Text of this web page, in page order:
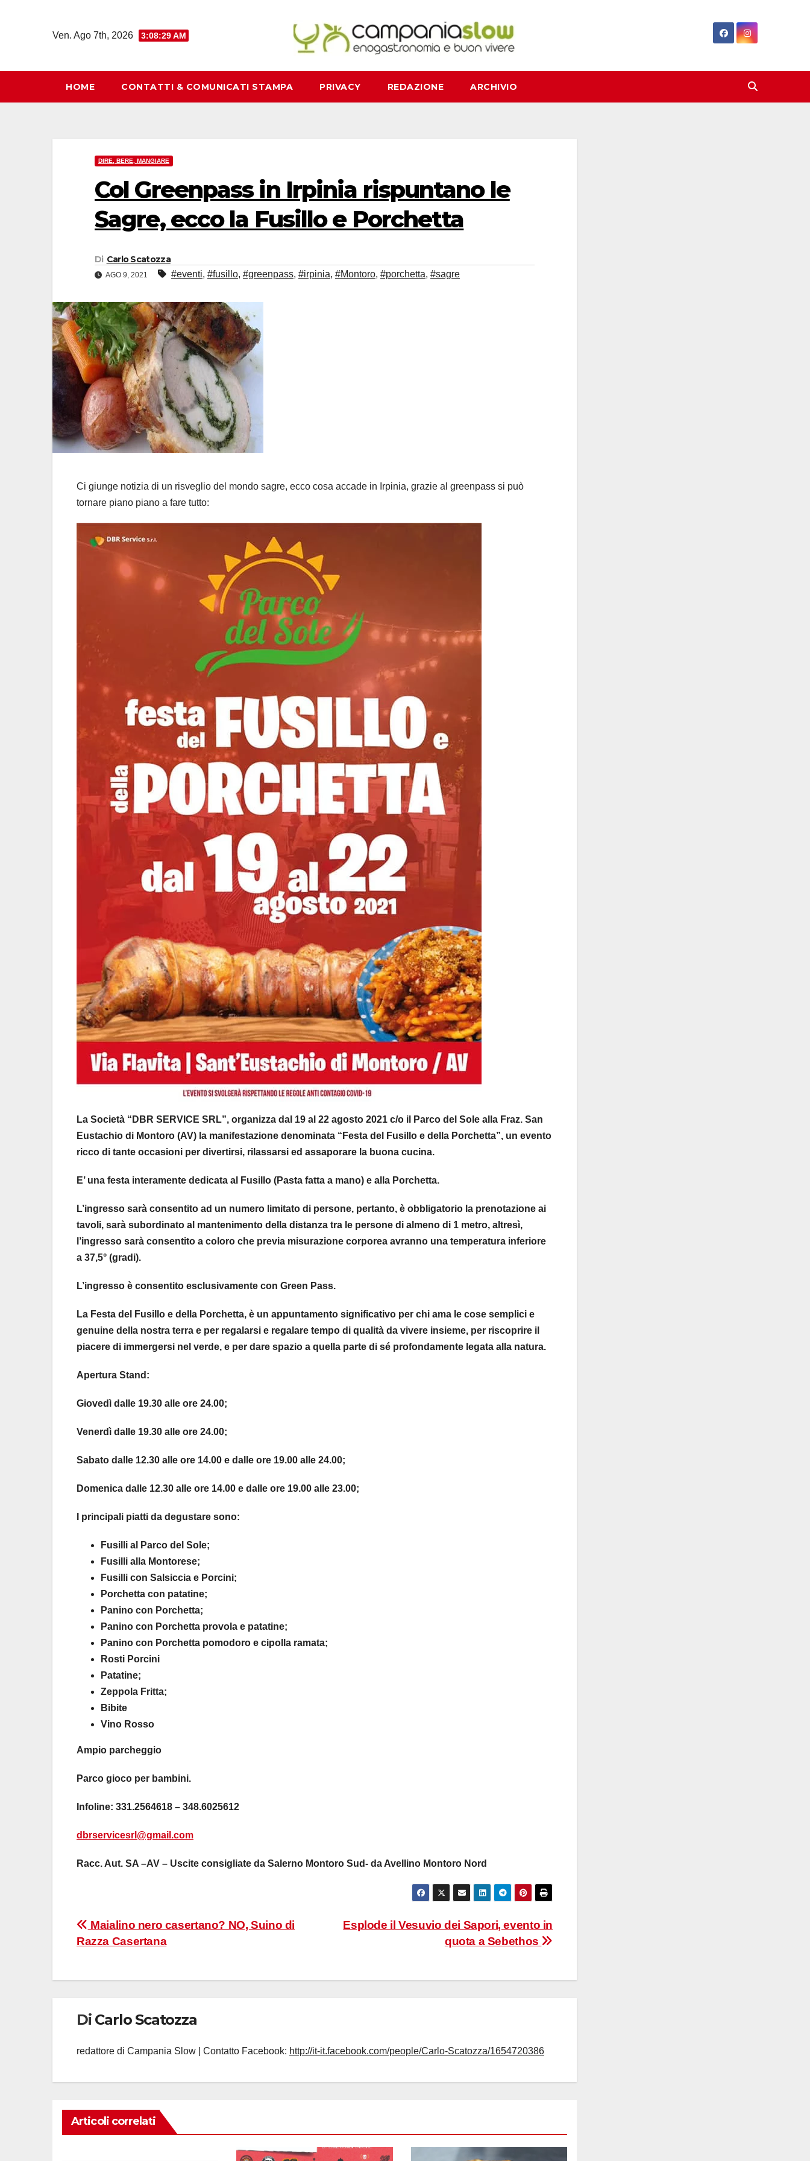
Ven. Ago 7th, 2026 3:08:30 AM
HOME CONTATTI & COMUNICATI STAMPA PRIVACY REDAZIONE ARCHIVIO
DIRE, BERE, MANGIARE
Col Greenpass in Irpinia rispuntano le
Sagre, ecco la Fusillo e Porchetta
Di Carlo Scatozza
AGO 9, 2021 #eventi, #fusillo, #greenpass, #irpinia, #Montoro, #porchetta, #sagre
Ci giunge notizia di un risveglio del mondo sagre, ecco cosa accade in Irpinia, grazie al greenpass si può
tornare piano piano a fare tutto:
La Società “DBR SERVICE SRL”, organizza dal 19 al 22 agosto 2021 c/o il Parco del Sole alla Fraz. San
Eustachio di Montoro (AV) la manifestazione denominata “Festa del Fusillo e della Porchetta”, un evento
ricco di tante occasioni per divertirsi, rilassarsi ed assaporare la buona cucina.
E’ una festa interamente dedicata al Fusillo (Pasta fatta a mano) e alla Porchetta.
L’ingresso sarà consentito ad un numero limitato di persone, pertanto, è obbligatorio la prenotazione ai
tavoli, sarà subordinato al mantenimento della distanza tra le persone di almeno di 1 metro, altresì,
l’ingresso sarà consentito a coloro che previa misurazione corporea avranno una temperatura inferiore
a 37,5° (gradi).
L’ingresso è consentito esclusivamente con Green Pass.
La Festa del Fusillo e della Porchetta, è un appuntamento significativo per chi ama le cose semplici e
genuine della nostra terra e per regalarsi e regalare tempo di qualità da vivere insieme, per riscoprire il
piacere di immergersi nel verde, e per dare spazio a quella parte di sé profondamente legata alla natura.
Apertura Stand:
Giovedì dalle 19.30 alle ore 24.00;
Venerdì dalle 19.30 alle ore 24.00;
Sabato dalle 12.30 alle ore 14.00 e dalle ore 19.00 alle 24.00;
Domenica dalle 12.30 alle ore 14.00 e dalle ore 19.00 alle 23.00;
I principali piatti da degustare sono:
Fusilli al Parco del Sole;
Fusilli alla Montorese;
Fusilli con Salsiccia e Porcini;
Porchetta con patatine;
Panino con Porchetta;
Panino con Porchetta provola e patatine;
Panino con Porchetta pomodoro e cipolla ramata;
Rosti Porcini
Patatine;
Zeppola Fritta;
Bibite
Vino Rosso
Ampio parcheggio
Parco gioco per bambini.
Infoline: 331.2564618 – 348.6025612
dbrservicesrl@gmail.com
Racc. Aut. SA –AV – Uscite consigliate da Salerno Montoro Sud- da Avellino Montoro Nord
Navigazione
articoli
Esplode il Vesuvio dei Sapori, evento in
quota a Sebethos
Maialino nero casertano? NO, Suino di
Razza Casertana
Di Carlo Scatozza
redattore di Campania Slow | Contatto Facebook: http://it-it.facebook.com/people/Carlo-Scatozza/1654720386
Articoli correlati